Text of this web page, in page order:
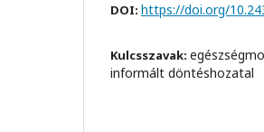
DOI: https://doi.org/
Kulcsszavak:
informált döntéshozatal